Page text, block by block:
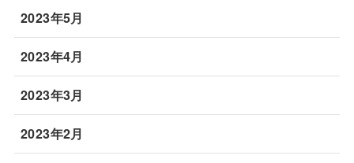
2023年5月
2023年4月
2023年3月
2023年2月